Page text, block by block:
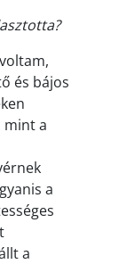
és bájos
mint a
a
a